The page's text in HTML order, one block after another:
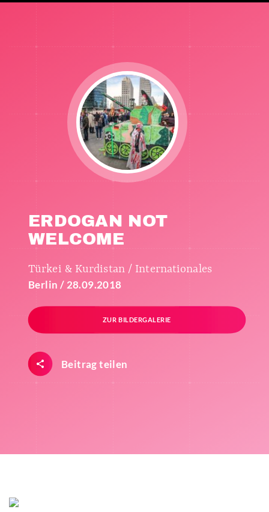
ERDOGAN NOT
WELCOME
Türkei & Kurdistan / Internationales
Berlin / 28.09.2018
ZUR BILDERGALERIE
Beitrag teilen